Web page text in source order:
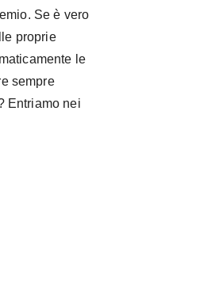
Se è vero
proprie
le
sempre
Entriamo nei